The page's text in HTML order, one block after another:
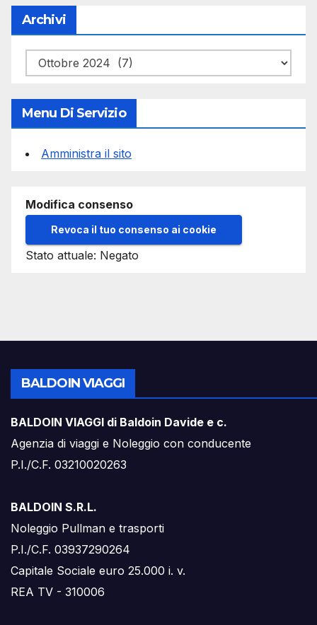
Archivi
Archivi
Menu Di Servizio
Amministra il sito
Modifica consenso
Revoca il tuo consenso ai cookie
Stato attuale: Negato
BALDOIN VIAGGI
BALDOIN VIAGGI di Baldoin Davide e c.
Agenzia di viaggi e Noleggio con conducente
P.I./C.F. 03210020263
BALDOIN S.R.L.
Noleggio Pullman e trasporti
P.I./C.F. 03937290264
Capitale Sociale euro 25.000 i. v.
REA TV - 310006